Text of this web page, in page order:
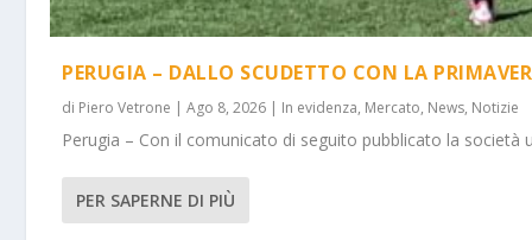
PERUGIA – DALLO SCUDETTO CON LA
di Piero Vetrone |Ago 8, 2026 | In evidenza, Mercato, News, Notizie
Perugia – Con il comunicato di seguito pubblicato la società
PER SAPERNE DI PIÙ